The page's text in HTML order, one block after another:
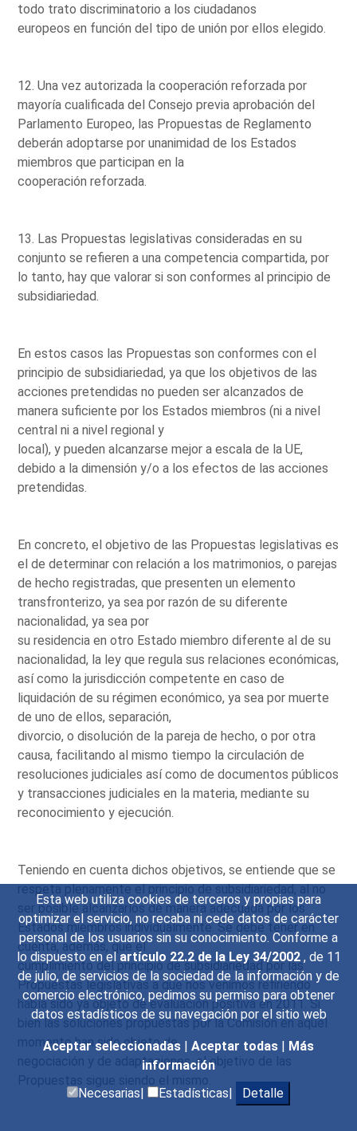
Esta web utiliza cookies de terceros y propias para
optimizar el servicio, no recaba ni cede datos de carácter
personal de los usuarios sin su conocimiento. Conforme a
lo dispuesto en elartículo 22.2 de la Ley 34/2002 , de 11
de julio, de servicios de la sociedad de la información y de
comercio electrónico, pedimos su permiso para obtener
datos estadísticos de su navegación por el sitio web
Aceptar seleccionadas | Aceptar todas | Más
información
Necesarias|
Estadísticas| Detalle
todo trato discriminatorio a los ciudadanos
europeos en función del tipo de unión por ellos elegido.
12. Una vez autorizada la cooperación reforzada por
mayoría cualificada del Consejo previa aprobación del
Parlamento Europeo, las Propuestas de Reglamento
deberán adoptarse por unanimidad de los Estados
miembros que participan en la
cooperación reforzada.
13. Las Propuestas legislativas consideradas en su
conjunto se refieren a una competencia compartida, por
lo tanto, hay que valorar si son conformes al principio de
subsidiariedad.
En estos casos las Propuestas son conformes con el
principio de subsidiariedad, ya que los objetivos de las
acciones pretendidas no pueden ser alcanzados de
manera suficiente por los Estados miembros (ni a nivel
central ni a nivel regional y
local), y pueden alcanzarse mejor a escala de la UE,
debido a la dimensión y/o a los efectos de las acciones
pretendidas.
En concreto, el objetivo de las Propuestas legislativas es
el de determinar con relación a los matrimonios, o parejas
de hecho registradas, que presenten un elemento
transfronterizo, ya sea por razón de su diferente
nacionalidad, ya sea por
su residencia en otro Estado miembro diferente al de su
nacionalidad, la ley que regula sus relaciones económicas,
así como la jurisdicción competente en caso de
liquidación de su régimen económico, ya sea por muerte
de uno de ellos, separación,
divorcio, o disolución de la pareja de hecho, o por otra
causa, facilitando al mismo tiempo la circulación de
resoluciones judiciales así como de documentos públicos
y transacciones judiciales en la materia, mediante su
reconocimiento y ejecución.
Teniendo en cuenta dichos objetivos, se entiende que se
respeta plenamente el principio de subsidiariedad, al no
ser posible alcanzarlos de manera adecuada por los
Estados miembros individualmente. Se debe tener en
cuenta, además, que el
cumplimiento del principio de subsidiariedad por las
Propuestas legislativas a que nos venimos refiriendo
había sido ya objeto de evaluación positiva en 2011. Si
bien las soluciones propuestas por la Comisión en aquel
momento han sido objeto de
negociación y de adaptaciones, el objetivo de las
Propuestas sigue siendo el mismo.